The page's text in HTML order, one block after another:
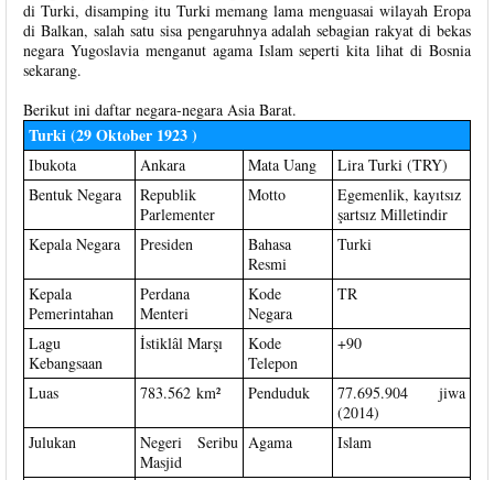
di Turki, disamping itu Turki memang lama menguasai wilayah Eropa
di Balkan, salah satu sisa pengaruhnya adalah sebagian rakyat di bekas
negara Yugoslavia menganut agama Islam seperti kita lihat di Bosnia
sekarang.
Berikut ini daftar negara-negara Asia Barat.
Turki (29 Oktober 1923 )
Ibukota Ankara Mata Uang
Lira Turki (TRY)
Bentuk Negara
Republik
Parlementer
Motto
Egemenlik, kayıtsız
şartsız Milletindir
Kepala Negara
Presiden
Bahasa
Resmi
Turki
Kepala
Pemerintahan
Perdana
Menteri
Kode
Negara
TR
Lagu
Kebangsaan
İstiklâl Marşı
Kode
Telepon
+90
Luas 783.562 km² Penduduk
77.695.904 jiwa
(2014)
Julukan
Negeri Seribu
Masjid
Agama Islam